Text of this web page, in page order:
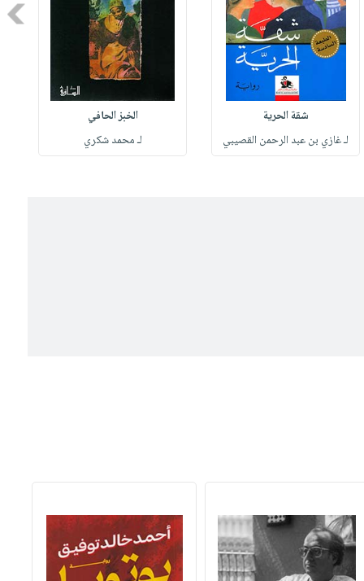
شقة الحرية
لـ غازي بن عبد الرحمن القصيبي
الخبز الحافي
لـ محمد شكري